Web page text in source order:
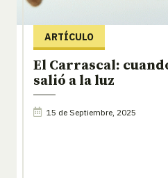
ARTÍCULO
El Carrascal:
salió a la luz
15 de Septiembre, 2025